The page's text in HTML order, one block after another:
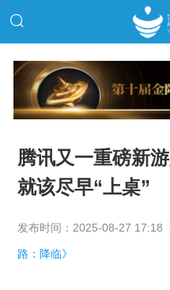
腾讯又一重磅新
就该尽早“上桌”
发布时间：2025-08-27 17:18
路：降临》